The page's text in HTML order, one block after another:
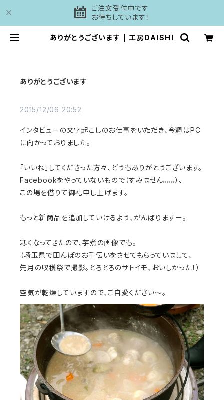
ご注文受付中です
お待ちしています！
ありがとうございます | 工房DAISHI
ありがとうございます
2015/12/06 20:52
インタビューの文字起こしのお仕事をいただき、今週はPC
に向かっておりました。
「いいね」してくださった方々、どうもありがとうございます。
Facebookをやっていないもので（すみません。。。）、
この場を借りて御礼申し上げます。
もっと新商品を追加していけるよう、がんばりますー。
寒くなってきたので、芋煮の画像でも。
（埼玉県で田んぼのお手伝いをさせてもらっていまして、
先月の収穫祭で撮影。とろとろのサトイモ、おいしかった！）
空気が乾燥していますので、ご自愛ください〜。